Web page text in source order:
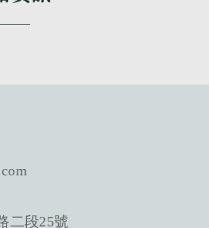
二段25號